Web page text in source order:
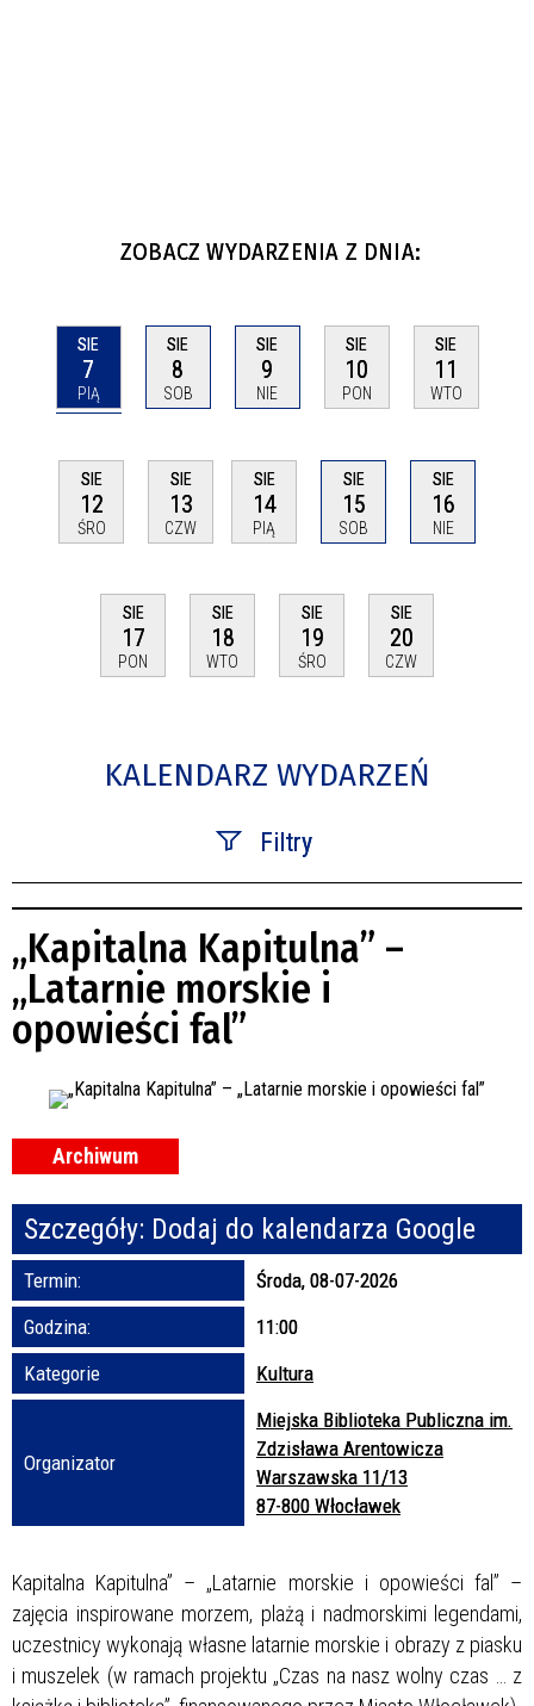
ZOBACZ WYDARZENIA Z DNIA:
SIE
7
PIĄ
SIE
8
SOB
SIE
9
NIE
SIE
10
PON
SIE
11
WTO
SIE
12
ŚRO
SIE
13
CZW
SIE
14
PIĄ
SIE
15
SOB
SIE
16
NIE
SIE
17
PON
SIE
18
WTO
SIE
19
ŚRO
SIE
20
CZW
KALENDARZ WYDARZEŃ
Filtry
Kategoria
Trwające w zakresie
Miejsce
Promowane
„Kapitalna Kapitulna” –
„Latarnie morskie i
opowieści fal”
Archiwum
Szczegóły: Dodaj do kalendarza Google
Termin:
Środa, 08-07-2026
Godzina:
11:00
Kategorie
Kultura
Organizator
Miejska Biblioteka Publiczna im.
Zdzisława Arentowicza
Warszawska 11/13
87-800 Włocławek
Kapitalna Kapitulna” – „Latarnie morskie i opowieści fal” –
zajęcia inspirowane morzem, plażą i nadmorskimi legendami,
uczestnicy wykonają własne latarnie morskie i obrazy z piasku
i muszelek (w ramach projektu „Czas na nasz wolny czas … z